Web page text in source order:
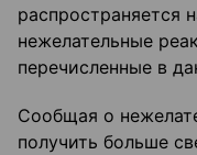
распространяется
нежелательные
перечисленные в
Сообщая о
получить больше